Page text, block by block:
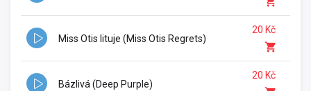
Miss Otis lituje (Miss Otis Regrets)
20 Kč
Bázlivá (Deep Purple)
20 Kč